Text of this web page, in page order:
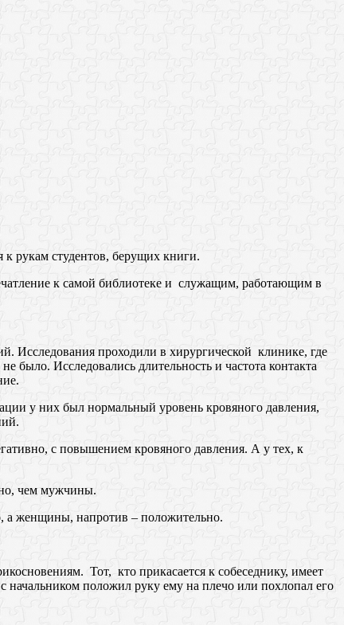
рукам студентов, берущих книги.
к самой библиотеке и служащим, работающим в
Исследования проходили в хирургической клинике, где
было. Исследовались длительность и частота контакта
у них был нормальный уровень кровяного давления,
с повышением кровяного давления. А у тех, к
чем мужчины.
а женщины, напротив – положительно.
Тот, кто прикасается к собеседнику, имеет
начальником положил руку ему на плечо или похлопал его